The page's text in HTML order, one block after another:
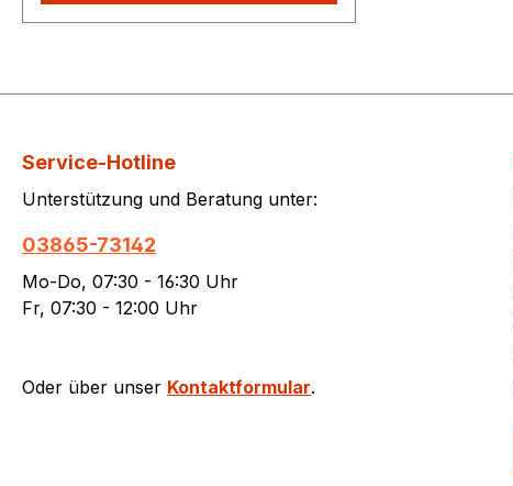
Tragstabenden: Müssen vollständig
Bestellprodukt handelt. Dieser
Gitterrost erfüllt die höchsten
Standards und eignet sich ideal für
Bau- und Industriezwecke. Die
für optimalen Korrosionsschutz
und Langlebigkeit, während die
stabile Zarge die Montage
erleichtern.
Service-Hotline
Unterstützung und Beratung unter:
03865-73142
Mo-Do, 07:30 - 16:30 Uhr
Fr, 07:30 - 12:00 Uhr
Oder über unser Kontaktformular.